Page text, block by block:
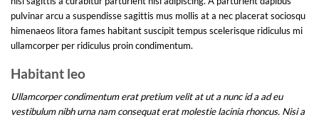
pulvinar arcu a suspendisse sagittis mus mollis at a nec placerat sociosqu
himenaeos litora fames habitant suscipit tempus scelerisque ridiculus mi
ullamcorper per ridiculus proin condimentum.
Habitant leo
Ullamcorper condimentum erat pretium velit at ut a nunc id a ad eu
vestibulum nibh urna nam consequat erat molestie lacinia rhoncus. Nisi a